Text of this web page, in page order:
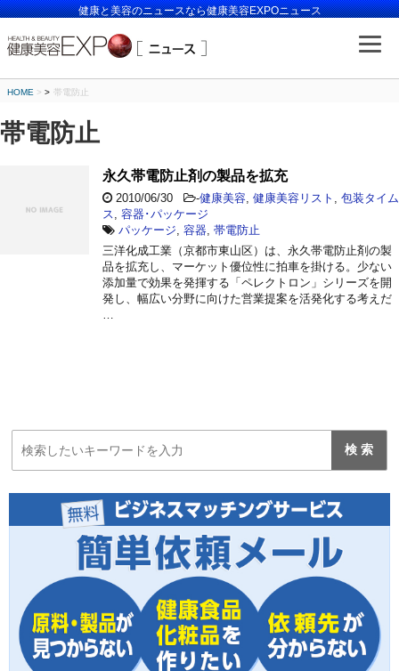
健康と美容のニュースなら健康美容EXPOニュース
HOME > 帯電防止
帯電防止
永久帯電防止剤の製品を拡充
2010/06/30 -健康美容 健康美容リスト
包装タイム
ス
容器･パッケージ
パッケージ 容器 帯電防止
三洋化成工業（京都市東山区）は、永久帯電防止剤の製
品を拡充し、マーケット優位性に拍車を掛ける。少ない
添加量で効果を発揮する「ペレクトロン」シリーズを開
発し、幅広い分野に向けた営業提案を活発化する考えだ